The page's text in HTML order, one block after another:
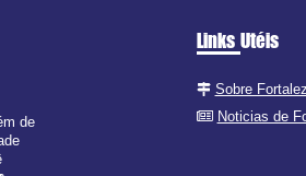
de
Links Utéis
Sobre
Noticias de